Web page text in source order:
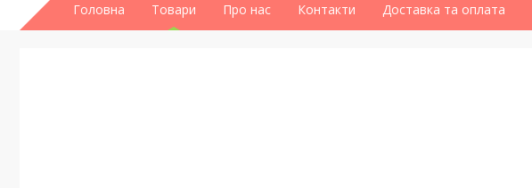
Головна Товари Про нас Контакти Доставка та оплата